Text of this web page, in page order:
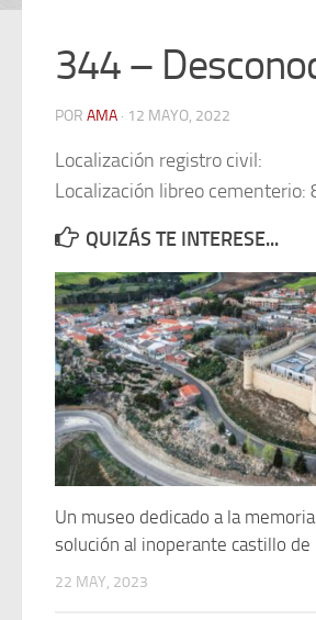
344 –
POR AMA · 12 MAYO, 2022
Localización registro civil:
Localización libreo
QUIZÁS TE INTERESE...
Un museo dedicado a la
solución al inoperante castillo de
22 MAY, 2023